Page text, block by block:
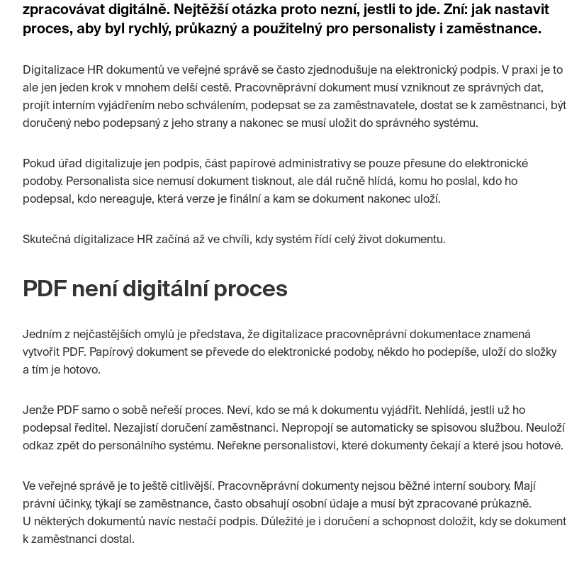
zpracovávat digitálně. Nejtěžší otázka proto nezní, jestli to jde. Zní: jak nastavit
proces, aby byl rychlý, průkazný a použitelný pro personalisty i zaměstnance.
Digitalizace HR dokumentů ve veřejné správě se často zjednodušuje na elektronický podpis. V praxi je to
ale jen jeden krok v mnohem delší cestě. Pracovněprávní dokument musí vzniknout ze správných dat,
projít interním vyjádřením nebo schválením, podepsat se za zaměstnavatele, dostat se k zaměstnanci, být
doručený nebo podepsaný z jeho strany a nakonec se musí uložit do správného systému.
Pokud úřad digitalizuje jen podpis, část papírové administrativy se pouze přesune do elektronické
podoby. Personalista sice nemusí dokument tisknout, ale dál ručně hlídá, komu ho poslal, kdo ho
podepsal, kdo nereaguje, která verze je finální a kam se dokument nakonec uloží.
Skutečná digitalizace HR začíná až ve chvíli, kdy systém řídí celý život dokumentu.
PDF není digitální proces
Jedním z nejčastějších omylů je představa, že digitalizace pracovněprávní dokumentace znamená
vytvořit PDF. Papírový dokument se převede do elektronické podoby, někdo ho podepíše, uloží do složky
a tím je hotovo.
Jenže PDF samo o sobě neřeší proces. Neví, kdo se má k dokumentu vyjádřit. Nehlídá, jestli už ho
podepsal ředitel. Nezajistí doručení zaměstnanci. Nepropojí se automaticky se spisovou službou. Neuloží
odkaz zpět do personálního systému. Neřekne personalistovi, které dokumenty čekají a které jsou hotové.
Ve veřejné správě je to ještě citlivější. Pracovněprávní dokumenty nejsou běžné interní soubory. Mají
právní účinky, týkají se zaměstnance, často obsahují osobní údaje a musí být zpracované průkazně.
U některých dokumentů navíc nestačí podpis. Důležité je i doručení a schopnost doložit, kdy se dokument
k zaměstnanci dostal.